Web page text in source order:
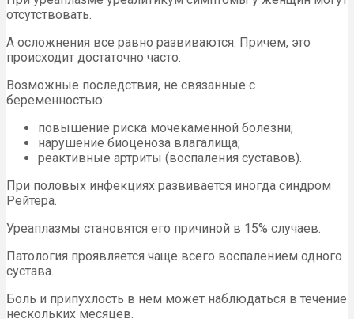
отсутствовать.
А осложнения все равно развиваются. Причем, это
происходит достаточно часто.
Возможные последствия, не связанные с
беременностью:
повышение риска мочекаменной болезни;
нарушение биоценоза влагалища;
реактивные артриты (воспаления суставов).
При половых инфекциях развивается иногда синдром
Рейтера.
Уреаплазмы становятся его причиной в 15% случаев.
Патология проявляется чаще всего воспалением одного
сустава.
Боль и припухлость в нем может наблюдаться в течение
нескольких месяцев.